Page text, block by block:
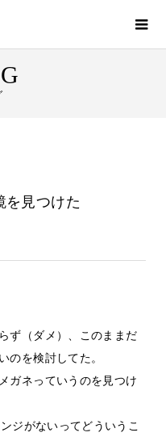
を見つけた
ず（ダメ）、このままだ
のを検討してた。
ガネっていうのを見つけ
ジがないってどういうこ